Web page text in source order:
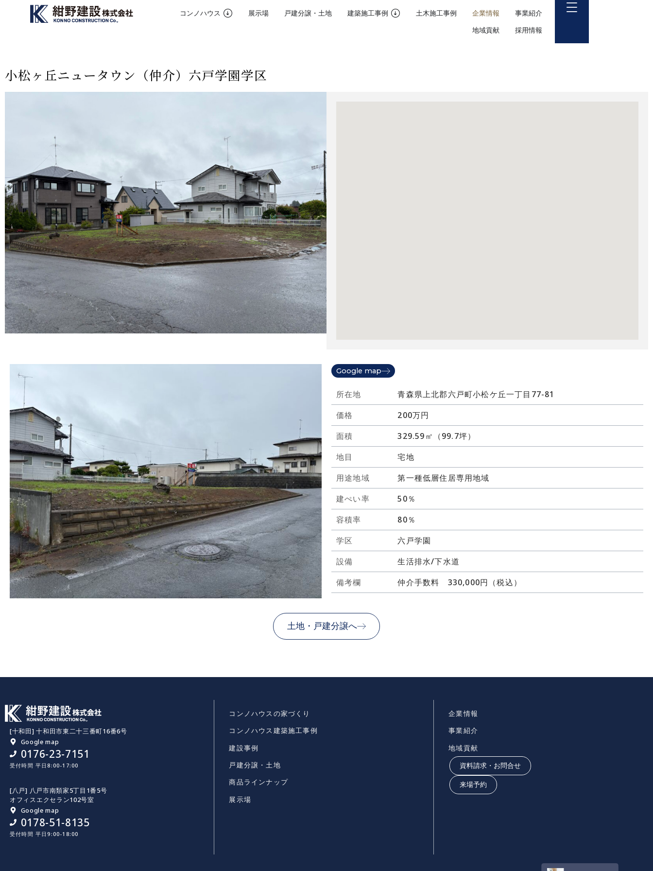
コンノハウス 展示場 戸建分譲・土地 建築施工事例 土木施工事例 企業情報
事業紹介
地域貢献
採用情報
小松ヶ丘ニュータウン（仲介）六戸学園学区
Google map
所在地
青森県上北郡六戸町小松ケ丘一丁目77-81
価格
200万円
面積
329.59㎡（99.7坪）
地目
宅地
用途地域
第一種低層住居専用地域
建ぺい率
50％
容積率
80％
学区
六戸学園
設備
生活排水/下水道
備考欄
仲介手数料 330,000円（税込）
土地・戸建分譲へ
[十和田] 十和田市東二十三番町16番6号
Google map
0176-23-7151
受付時間 平日8:00-17:00
[八戸] 八戸市南類家5丁目1番5号
オフィスエクセラン102号室
Google map
0178-51-8135
受付時間 平日9:00-18:00
コンノハウスの家づくり
コンノハウス建築施工事例
建設事例
戸建分譲・土地
商品ラインナップ
展示場
企業情報
事業紹介
地域貢献
資料請求・お問合せ
来場予約